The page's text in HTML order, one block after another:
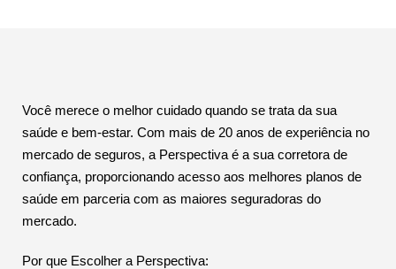
Você merece o melhor cuidado quando se trata da sua
saúde e bem-estar. Com mais de 20 anos de experiência no
mercado de seguros, a Perspectiva é a sua corretora de
confiança, proporcionando acesso aos melhores planos de
saúde em parceria com as maiores seguradoras do
mercado.
Por que Escolher a Perspectiva: